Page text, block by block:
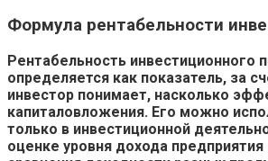
Формула рентабельности
Рентабельность инвестиционного
определяется как показатель, за
инвестор понимает, насколько
капиталовложения. Его можно
только в инвестиционной
оценке уровня дохода предприятия